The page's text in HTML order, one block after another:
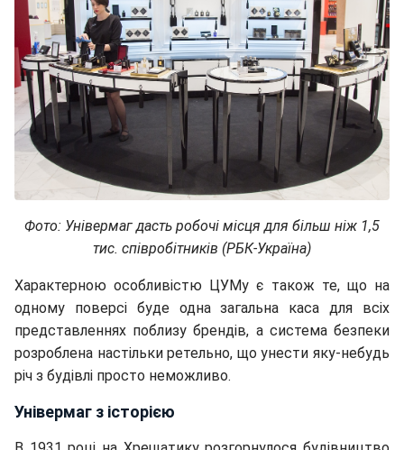
Фото: Універмаг дасть робочі місця для більш ніж 1,5
тис. співробітників (РБК-Україна)
Характерною особливістю ЦУМу є також те, що на
одному поверсі буде одна загальна каса для всіх
представленнях поблизу брендів, а система безпеки
розроблена настільки ретельно, що унести яку-небудь
річ з будівлі просто неможливо.
Універмаг з історією